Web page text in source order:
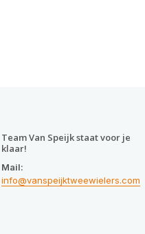
Team Van Speijk staat voor je
klaar!
Mail:
info@vanspeijktweewielers.com